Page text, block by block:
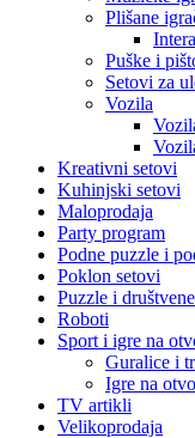
Plišane
Puške i
Setovi za
Vozila
Kreativni setovi
Kuhinjski setovi
Maloprodaja
Party program
Podne puzzle i
Poklon setovi
Puzzle i
Roboti
Sport i igre na
Guralice i
Igre na
TV artikli
Velikoprodaja